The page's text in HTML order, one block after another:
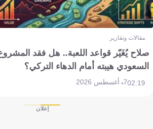
مقالات وتقارير
صلاح يُغَيّر قواعد اللعبة.. هل فقد
السعودي هيبته أمام الدهاء التركي؟
02:197 أغسطس 2026
إعلان